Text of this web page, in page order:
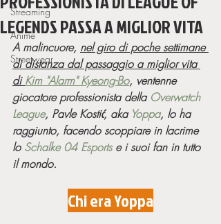
Streaming
Anime
Streetwear
LEGENDS PASSA A MIGLIOR VITA
A malincuore, nel giro di poche settimane
di distanza dal passaggio a miglior vita
di Kim "Alarm" Kyeong-Bo, ventenne
giocatore professionista della Overwatch
League, Pavle Kostić, aka Yoppa, lo ha
raggiunto, facendo scoppiare in lacrime
lo Schalke 04 Esports e i suoi fan in tutto
il mondo.
Chi era Yoppa